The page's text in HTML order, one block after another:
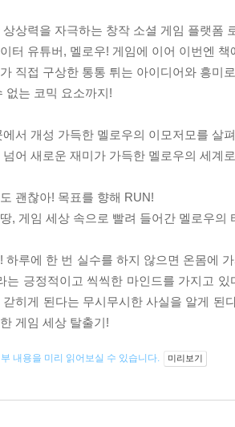
상상력을 자극하는 창작 소셜 게임 플랫폼
터 유튜버, 멜로우! 게임에 이어 이번엔 책
직접 구상한 통통 튀는 아이디어와 흥미
없는 코믹 요소까지!
에서 개성 가득한 멜로우의 이모저모를 살
넘어 새로운 재미가 가득한 멜로우의 세계
괜찮아! 목표를 향해 RUN!
, 게임 세상 속으로 빨려 들어간 멜로우의
하루에 한 번 실수를 하지 않으면 온몸에
는 긍정적이고 씩씩한 마인드를 가지고
갇히게 된다는 무시무시한 사실을 알게
게임 세상 탈출기!
내용을 미리 읽어보실 수 있습니다. 미리보기